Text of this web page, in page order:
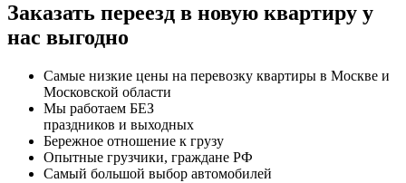
Заказать переезд в новую квартиру у
нас выгодно
Самые низкие цены на перевозку квартиры в Москве и
Московской области
Мы работаем БЕЗ
праздников и выходных
Бережное отношение к грузу
Опытные грузчики, граждане РФ
Самый большой выбор автомобилей